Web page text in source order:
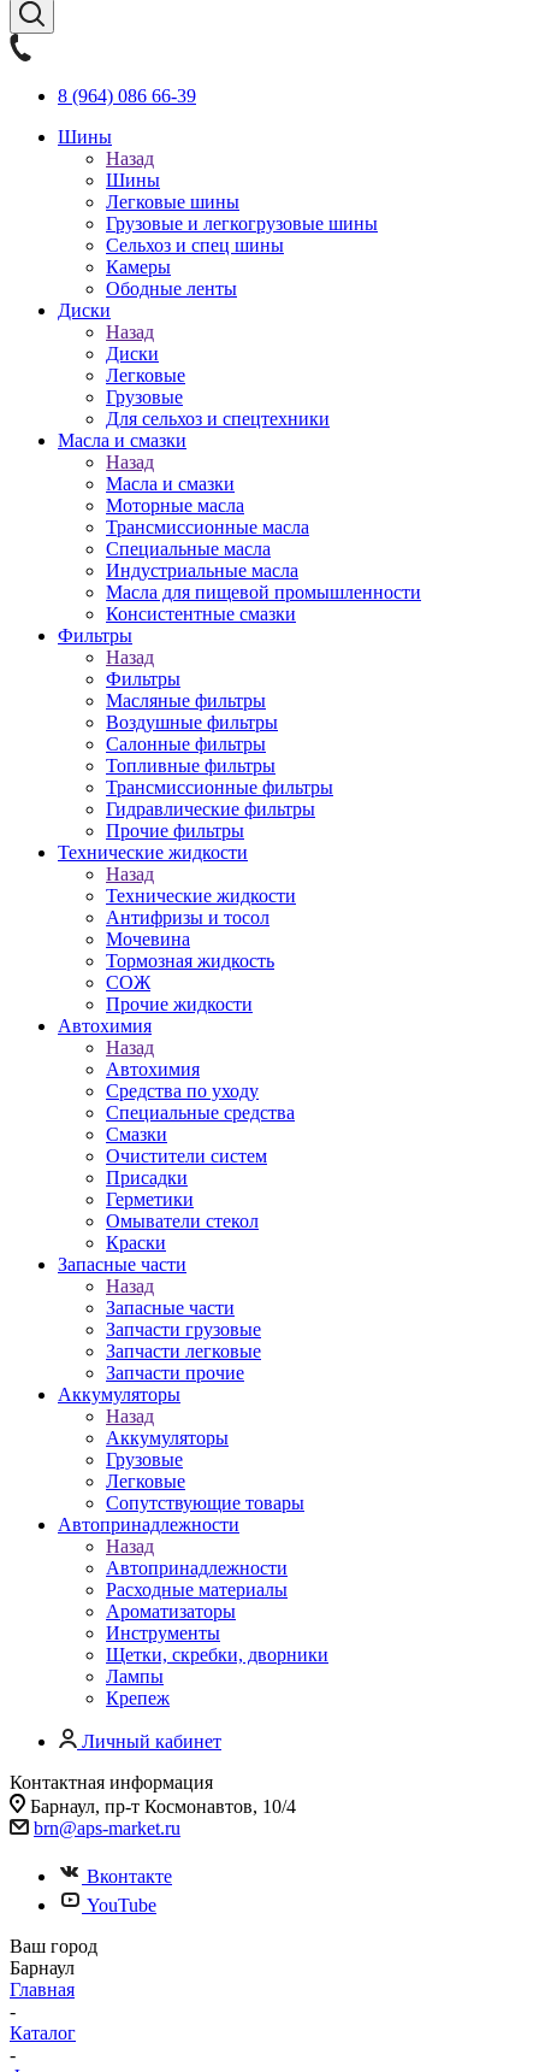
8 (964) 086 66-39
Шины
Назад
Шины
Легковые шины
Грузовые и легкогрузовые шины
Сельхоз и спец шины
Камеры
Ободные ленты
Диски
Назад
Диски
Легковые
Грузовые
Для сельхоз и спецтехники
Масла и смазки
Назад
Масла и смазки
Моторные масла
Трансмиссионные масла
Специальные масла
Индустриальные масла
Масла для пищевой промышленности
Консистентные смазки
Фильтры
Назад
Фильтры
Масляные фильтры
Воздушные фильтры
Салонные фильтры
Топливные фильтры
Трансмиссионные фильтры
Гидравлические фильтры
Прочие фильтры
Технические жидкости
Назад
Технические жидкости
Антифризы и тосол
Мочевина
Тормозная жидкость
СОЖ
Прочие жидкости
Автохимия
Назад
Автохимия
Средства по уходу
Специальные средства
Смазки
Очистители систем
Присадки
Герметики
Омыватели стекол
Краски
Запасные части
Назад
Запасные части
Запчасти грузовые
Запчасти легковые
Запчасти прочие
Аккумуляторы
Назад
Аккумуляторы
Грузовые
Легковые
Сопутствующие товары
Автопринадлежности
Назад
Автопринадлежности
Расходные материалы
Ароматизаторы
Инструменты
Щетки, скребки, дворники
Лампы
Крепеж
Личный кабинет
Контактная информация
Барнаул, пр-т Космонавтов, 10/4
brn@aps-market.ru
Вконтакте
YouTube
Ваш город
Барнаул
Главная
-
Каталог
-